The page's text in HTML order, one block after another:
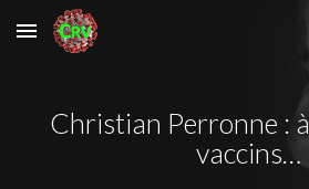
Skip to main content
Christian Perronne :
vaccins…